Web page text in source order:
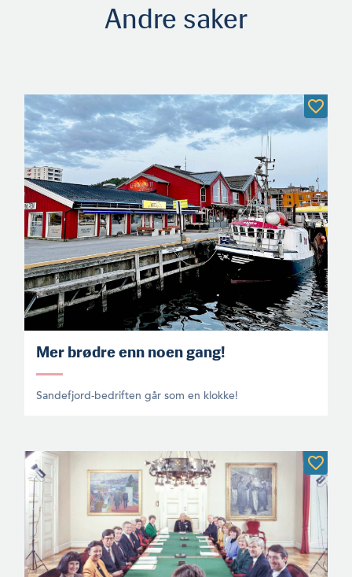
Andre saker
Mer brødre enn noen gang!
Sandefjord-bedriften går som en klokke!